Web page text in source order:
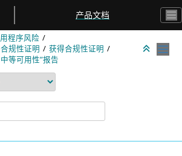
产品文档
程序风险
规性证明
获得合规性证明
等可用性”报告